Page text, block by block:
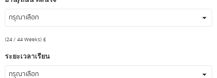
(24 / 44 Weeks) £
ระยะเวลาเรียน